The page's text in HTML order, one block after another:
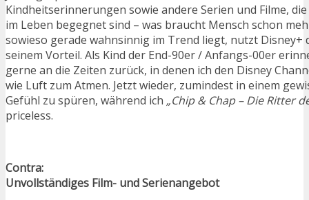
Kindheitserinnerungen sowie andere Serien und Filme,
im Leben begegnet sind – was braucht Mensch schon
sowieso gerade wahnsinnig im Trend liegt, nutzt Disney+
seinem Vorteil. Als Kind der End-90er / Anfangs-00er
gerne an die Zeiten zurück, in denen ich den Disney
wie Luft zum Atmen. Jetzt wieder, zumindest in einem
Gefühl zu spüren, während ich „Chip & Chap – Die Ritter
priceless.
Contra:
Unvollständiges Film- und Serienangebot